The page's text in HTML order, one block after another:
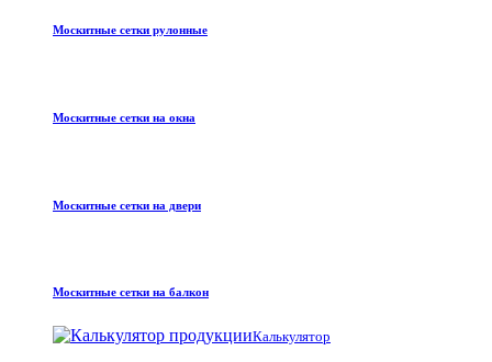
Москитные сетки рулонные
Москитные сетки на окна
Москитные сетки на двери
Москитные сетки на балкон
Калькулятор